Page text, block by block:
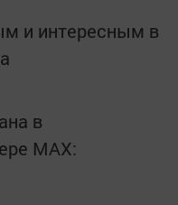
и интересным в
в
MАХ: